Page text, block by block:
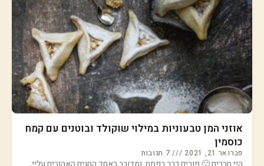
אוזני המן טבעוניות במילוי שוקולד ובוטנים עם קמח
כוסמין
פברואר 21, 2021 7 תגובות